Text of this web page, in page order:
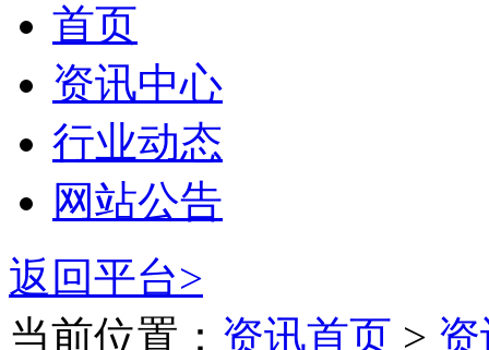
首页
资讯中心
行业动态
网站公告
返回平台>
当前位置： 资讯首页 >